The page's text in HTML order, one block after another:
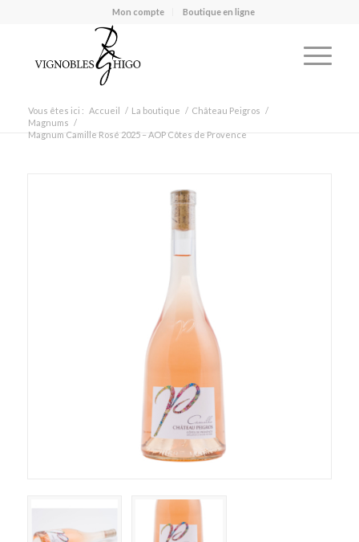
Mon compte Boutique en ligne
Vous êtes ici : Accueil / La boutique / Château Peigros /
Magnums /
Magnum Camille Rosé 2025 – AOP Côtes de Provence